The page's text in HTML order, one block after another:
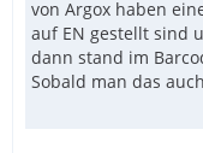
von Argox haben
auf EN gestellt sind
dann stand im
Sobald man das